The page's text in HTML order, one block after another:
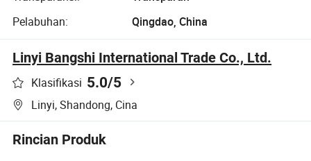
Pelabuhan:
Qingdao, China
Linyi Bangshi International Trade Co., Ltd.
Klasifikasi 5.0/5
Linyi, Shandong, Cina
Rincian Produk